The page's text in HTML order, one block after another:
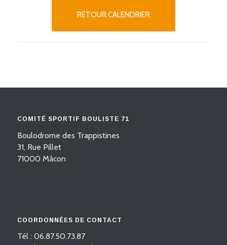
RETOUR CALENDRIER
COMITÉ SPORTIF BOULISTE 71
Boulodrome des Trappistines
31, Rue Pillet
71000 Mâcon
COORDONNÉES DE CONTACT
Tél : 06.87.50.73.87